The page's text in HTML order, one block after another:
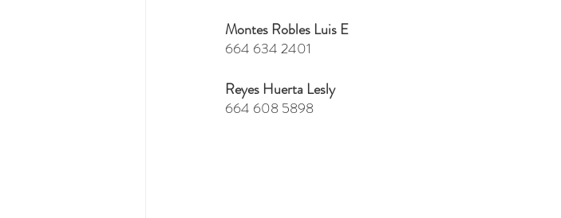
Montes Robles Luis E
664 634 2401
Reyes Huerta Lesly
664 608 5898